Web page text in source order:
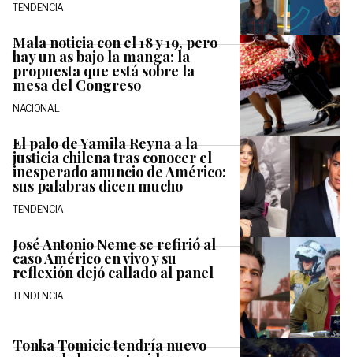
TENDENCIA
Mala noticia con el 18 y 19, pero
hay un as bajo la manga: la
propuesta que está sobre la
mesa del Congreso
NACIONAL
El palo de Yamila Reyna a la
justicia chilena tras conocer el
inesperado anuncio de Américo:
sus palabras dicen mucho
TENDENCIA
José Antonio Neme se refirió al
caso Américo en vivo y su
reflexión dejó callado al panel
TENDENCIA
Tonka Tomicic tendría nuevo